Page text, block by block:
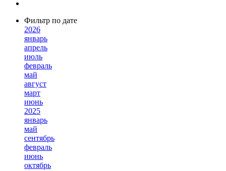
Фильтр по дате
2026
январь
апрель
июль
февраль
май
август
март
июнь
2025
январь
май
сентябрь
февраль
июнь
октябрь